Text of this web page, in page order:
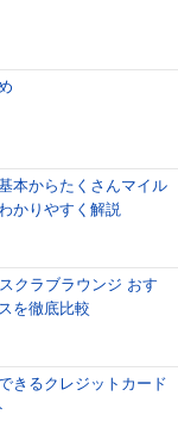
本からたくさんマイル
かりやすく解説
クラブラウンジ おす
を徹底比較
きるクレジットカード